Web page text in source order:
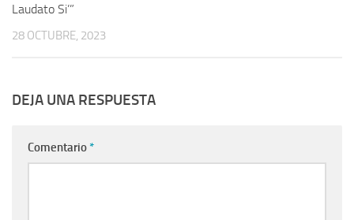
Laudato Si’”
28 OCTUBRE, 2023
DEJA UNA RESPUESTA
Comentario *